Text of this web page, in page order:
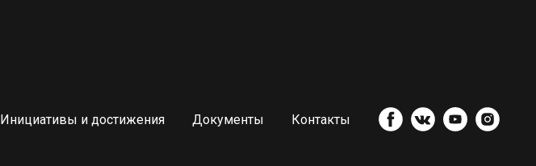
Инициативы и достижения Документы Контакты